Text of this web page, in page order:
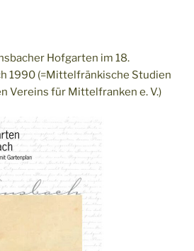
Hofgarten im 18.
1990 (=Mittelfränkische Studien
Vereins für Mittelfranken e. V.)